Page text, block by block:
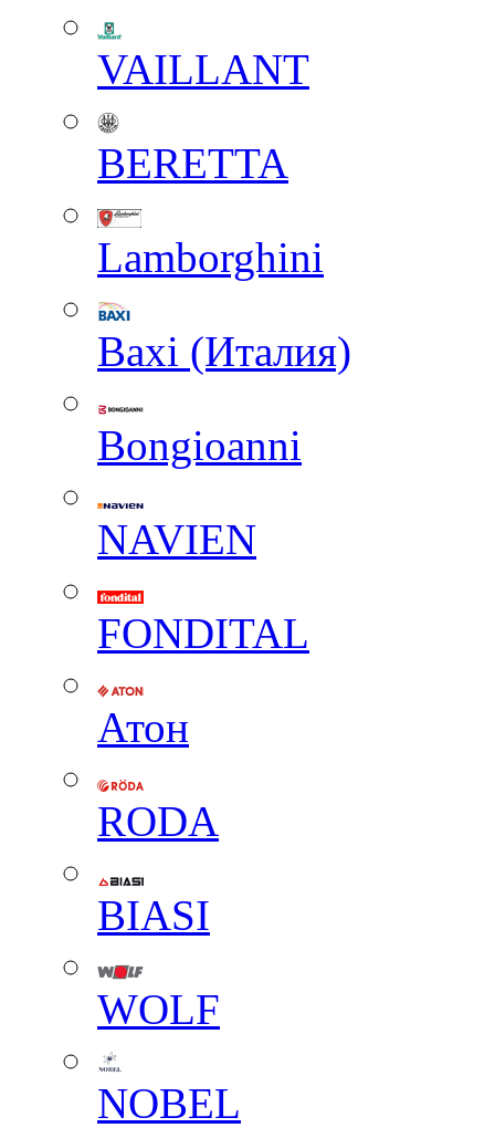
VAILLANT
BERETTA
Lamborghini
Baxi (Италия)
Вongioanni
NAVIEN
FONDITAL
Атон
RODA
BIASI
WOLF
NOBEL